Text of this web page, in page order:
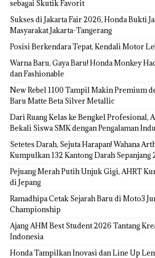
sebagai Skutik Favorit
Sukses di Jakarta Fair 2026, Honda Bukti
Masyarakat Jakarta-Tangerang
Posisi Berkendara Tepat, Kendali Motor
Warna Baru, Gaya Baru! Honda Monkey
dan Fashionable
New Rebel 1100 Tampil Makin Premium
Baru Matte Beta Silver Metallic
Dari Ruang Kelas ke Bengkel Profesional,
Bekali Siswa SMK dengan Pengalaman
Setetes Darah, Sejuta Harapan! Wahana
Kumpulkan 132 Kantong Darah Sepanjang
Pejuang Merah Putih Unjuk Gigi, AHRT
di Jepang
Ramadhipa Cetak Sejarah Baru di Moto3
Championship
Ajang AHM Best Student 2026 Tantang
Indonesia
Honda Tampilkan Inovasi dan Line Up